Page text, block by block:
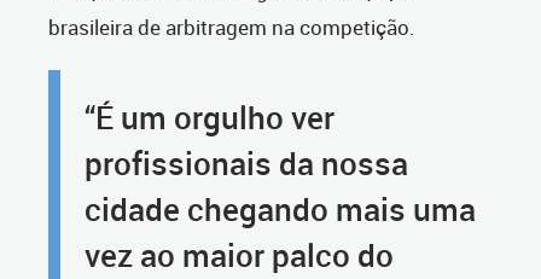
brasileira de arbitragem na competição.
“É um orgulho ver
profissionais da nossa
cidade chegando mais uma
vez ao maior palco do